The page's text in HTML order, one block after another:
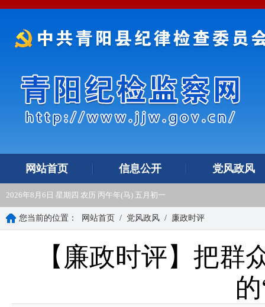
网站首页 信息公开 党风政风
2026年8月6日 星期四 农历 丙午年(马) 五月初一
您当前的位置： 网站首页 / 党风政风 / 廉政时评
【廉政时评】把群